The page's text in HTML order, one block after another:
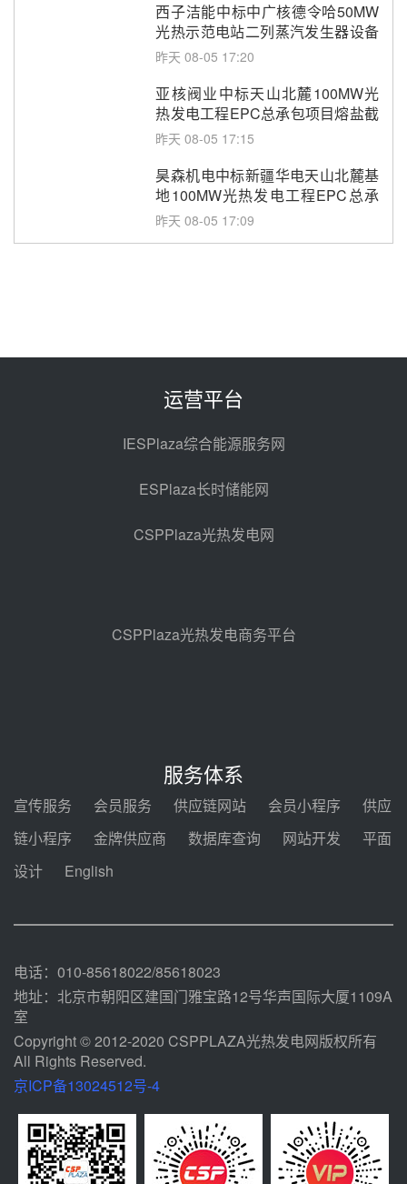
西子洁能中标中广核德令哈50MW
光热示范电站二列蒸汽发生器设备
采购
昨天 08-05 17:20
亚核阀业中标天山北麓100MW光
热发电工程EPC总承包项目熔盐截
止阀、熔盐三偏心蝶阀采购
昨天 08-05 17:15
昊森机电中标新疆华电天山北麓基
地100MW光热发电工程EPC总承
包项目熔盐介质超声波流量计采购
昨天 08-05 17:09
电机组灵活性改造项目三元液态盐
2026-2029年熔盐介质框架协议
中能建华中试研院中标重能新疆
100MW光热项目机组调试及性能
试验
前天 08-05 10:41
格局
前天 08-05 09:11
锅中标格尔木项目蒸汽发生系统
甘肃建投安装公司赴京洽谈，深化
瓜州、博州光热项目战略合作
发！明确推动光热发电规模化发展
运营平台
IESPlaza综合能源服务网
ESPlaza长时储能网
CSPPlaza光热发电网
CSPPlaza光热发电商务平台
服务体系
宣传服务 会员服务 供应链网站 会员小程序
供应
链小程序
金牌供应商 数据库查询 网站开发
平面
设计
English
电话：010-85618022/85618023
地址：北京市朝阳区建国门雅宝路12号华声国际大厦1109A
室
Copyright © 2012-2020 CSPPLAZA光热发电网版权所有
All Rights Reserved.
京ICP备13024512号-4